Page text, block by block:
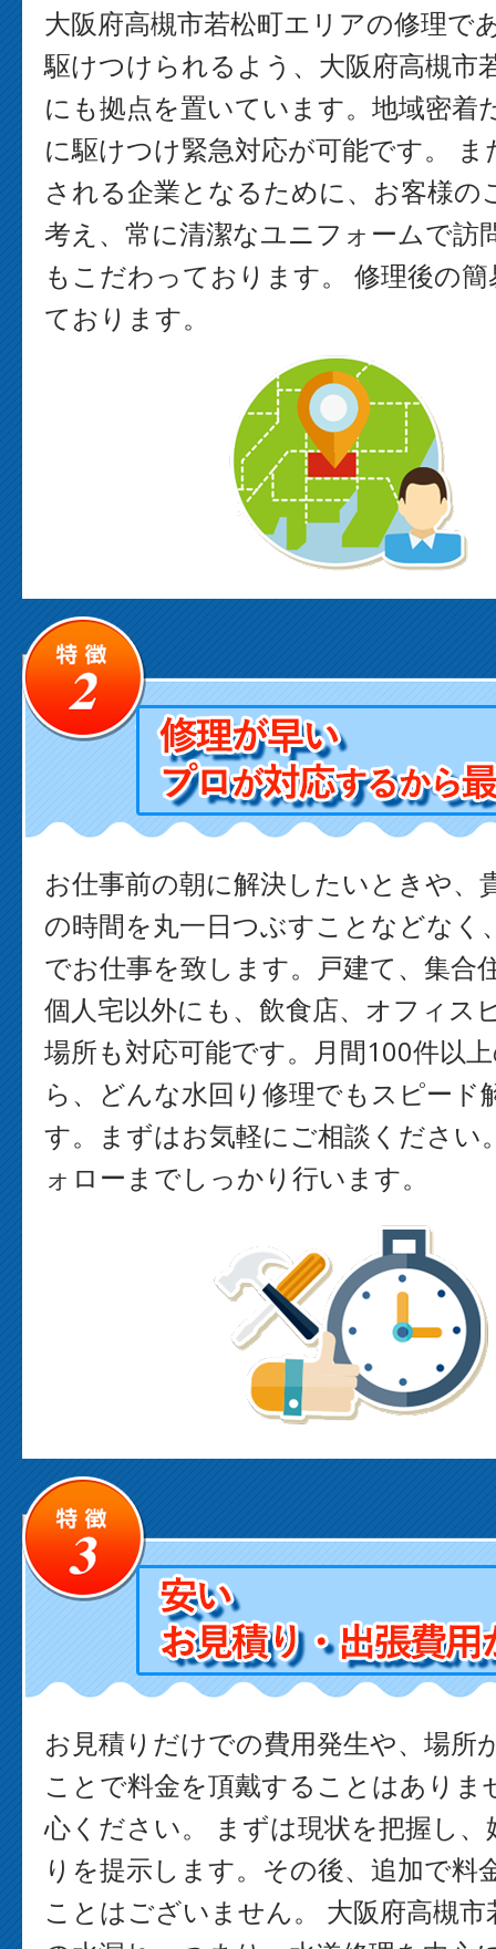
大阪府高槻市若松町エリアの修理で
駆けつけられるよう、大阪府高槻市
にも拠点を置いています。地域密着
に駆けつけ緊急対応が可能です。 ま
される企業となるために、お客様の
考え、常に清潔なユニフォームで訪
もこだわっております。 修理後の
ております。
お仕事前の朝に解決したいときや、
の時間を丸一日つぶすことなどなく
でお仕事を致します。戸建て、集合
個人宅以外にも、飲食店、オフィス
場所も対応可能です。月間100件以
ら、どんな水回り修理でもスピード
す。まずはお気軽にご相談ください
ォローまでしっかり行います。
お見積りだけでの費用発生や、場所
ことで料金を頂戴することはありま
心ください。 まずは現状を把握し
りを提示します。その後、追加で料
ことはございません。 大阪府高槻